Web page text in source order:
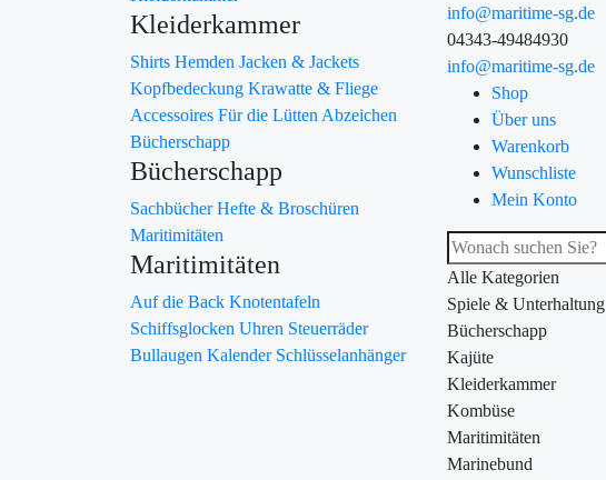
Kleiderkammer
Shirts Hemden Jacken & Jackets
Kopfbedeckung Krawatte & Fliege
Accessoires Für die Lütten Abzeichen
Bücherschapp
Bücherschapp
SachbücherHefte & Broschüren
Maritimitäten
Maritimitäten
Auf die Back Knotentafeln
Schiffsglocken Uhren Steuerräder
Bullaugen Kalender Schlüsselanhänger
info@maritime-sg.de
04343-49484930
info@maritime-sg.de
Shop
Über uns
Warenkorb
Wunschliste
Mein Konto
Alle Kategorien
Spiele & Unterhaltung
Bücherschapp
Kajüte
Kleiderkammer
Kombüse
Maritimitäten
Marinebund